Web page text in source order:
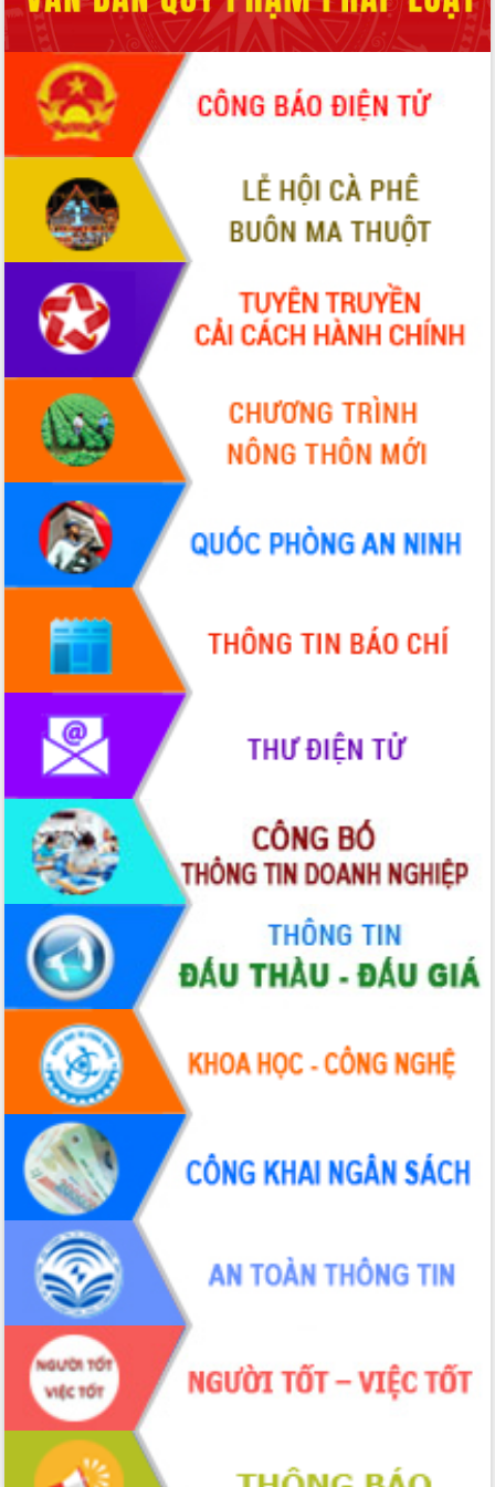
Tháo gỡ những vướng mắc, đẩy mạnh
công tác cải cách thủ tục hành chính
tại Trung tâm Phục vụ hành chính
công tỉnh
Đắk Lắk: Tôn vinh 46 giải pháp tại Hội
thi Sáng tạo Kỹ thuật 2024 - 2025
Đắk Lắk rà soát, điều chỉnh Đề án 190
về phát triển nuôi trồng thủy sản
Phó Chủ tịch UBND tỉnh Đắk Lắk
Trương Công Thái kiểm tra thực địa
Dự án cao tốc Khánh Hòa - Buôn Ma
Định vị cà phê Việt Nam như một “di
sản sống” trong dòng chảy toàn cầu
Xây dựng nông thôn mới: Nâng cao đời
sống người dân từ những mô hình thiết
Quyết liệt tháo gỡ vướng mắc, đẩy
nhanh tiến độ các dự án trọng điểm
trong Khu kinh tế Nam Phú Yên
Hòn Yến phát triển du lịch gắn với bảo
tồn biển
Lấy ý kiến điều chỉnh Quy hoạch tỉnh
Đắk Lắk thời kỳ 2021-2030, tầm nhìn
đến năm 2050
Phát động chiến dịch 30 ngày đêm
giải phóng mặt bằng Tuyến đường bộ
ven biển
Đắk Lắk nỗ lực thúc đẩy tăng trưởng
kinh tế từ 10% trở lên trong Quý
II/2026
Đắk Lắk ký kết thỏa thuận hợp tác về
chuyển đổi số giai đoạn 2026 – 2030
với Tập đoàn Bưu chính Viễn thông
Việt Nam
Thứ trưởng Bộ Y tế làm việc với tỉnh
Đắk Lắk về phát triển nhân lực y tế
cho trạm y tế cấp xã
Du lịch Đắk Lắk nâng tầm trải nghiệm
du khách thông qua Hệ thống cơ sở dữ
liệu và Bản đồ số
Tập huấn ứng dụng trí tuệ nhân tạo (AI)
trong thương mại điện tử năm 2026
Đoàn đại biểu Quốc hội tỉnh Đắk Lắk
trao đổi thông tin trước Kỳ họp thứ
nhất, Quốc hội khóa XVI
Quyết liệt cải cách hành chính, khơi
thông nguồn lực phát triển
Nâng cao hiệu lực, hiệu quả HĐND
tỉnh thông qua hiện đại hóa hành chính
Xã Ea Phê gắn cải cách hành chính với
chuyển đổi số
Phó Chủ tịch Thường trực UBND tỉnh
Hồ Thị Nguyên Thảo làm việc tại Trung
tâm Phục vụ hành chính công xã Ea
Phê
Xây dựng nền hành chính số đồng
hành cùng nông dân dân, doanh nghiệp
Giai đoạn 2026-2030, Đắk Lắk phấn
đấu có 77% xã đạt chuẩn nông thôn
mới